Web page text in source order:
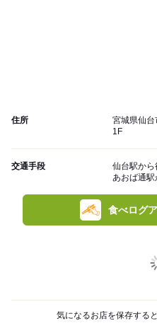
住所
宮城県仙
1F
交通手段
仙台駅か
あおば通
食べログ
気になるお店を保存する